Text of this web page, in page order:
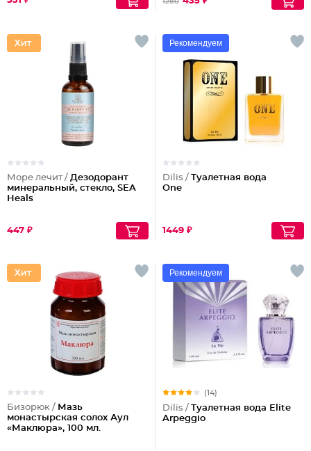
1280
Море лечит / Дезодорант
минеральный, стекло, SEA
Heals
447 ₽
Рекомендуем
Dilis / Туалетная вода
One
1449 ₽
Бизорюк / Мазь
монастырская солох Аул
«Маклюра», 100 мл.
Рекомендуем
(14)
Dilis / Туалетная вода Elite
Arpeggio